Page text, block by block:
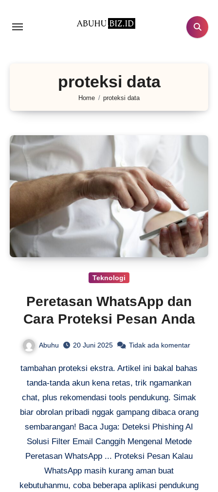
proteksi data
Home proteksi data
Teknologi
Peretasan WhatsApp dan
Cara Proteksi Pesan Anda
Abuhu 20 Juni 2025 Tidak ada komentar
tambahan proteksi ekstra. Artikel ini bakal bahas
tanda-tanda akun kena retas, trik ngamankan
chat, plus rekomendasi tools pendukung. Simak
biar obrolan pribadi nggak gampang dibaca orang
sembarangan! Baca Juga: Deteksi Phishing AI
Solusi Filter Email Canggih Mengenal Metode
Peretasan WhatsApp ... Proteksi Pesan Kalau
WhatsApp masih kurang aman buat
kebutuhanmu, coba beberapa aplikasi pendukung